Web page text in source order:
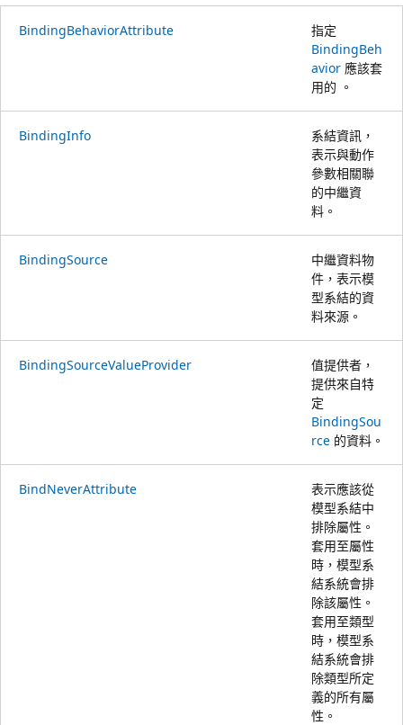
BindingBehaviorAttribute
指定
BindingBeh
avior 應該套
用的 。
BindingInfo
系結資訊，
表示與動作
參數相關聯
的中繼資
料。
BindingSource
中繼資料物
件，表示模
型系結的資
料來源。
BindingSourceValueProvider
值提供者，
提供來自特
定
BindingSou
rce 的資料。
BindNeverAttribute
表示應該從
模型系結中
排除屬性。
套用至屬性
時，模型系
結系統會排
除該屬性。
套用至類型
時，模型系
結系統會排
除類型所定
義的所有屬
性。